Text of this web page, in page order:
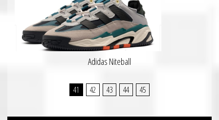
Adidas Niteball
41 42 43 44 45